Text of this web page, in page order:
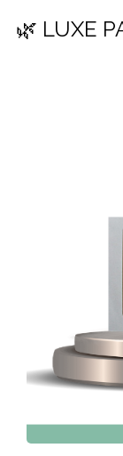
🌿 LUXE